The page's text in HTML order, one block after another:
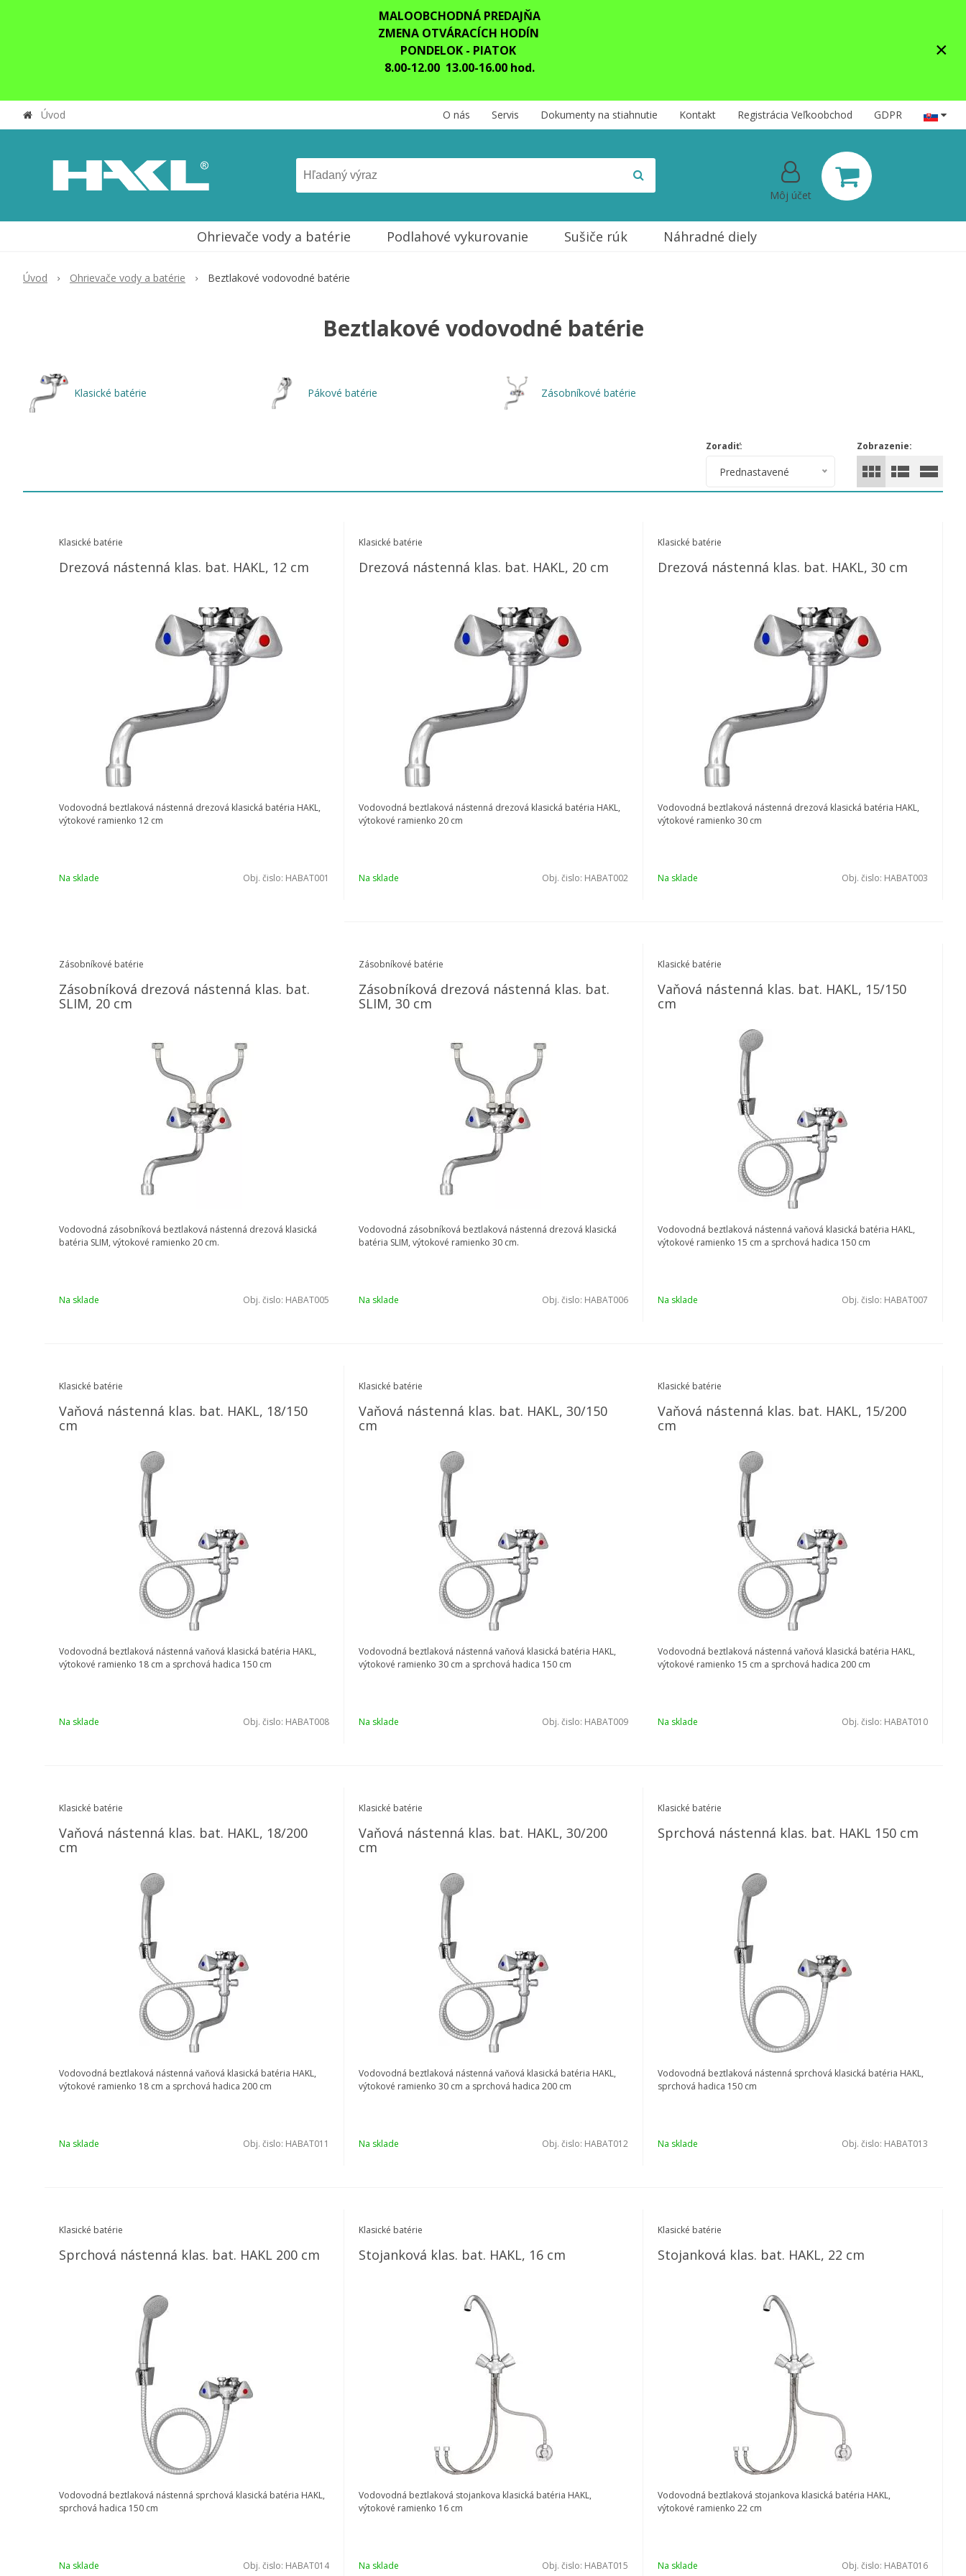
MALOOBCHODNÁ PREDAJŇA
ZMENA OTVÁRACÍCH HODÍN
PONDELOK - PIATOK
8.00-12.00 13.00-16.00 hod.
×
Úvod O nás Servis Dokumenty na stiahnutie Kontakt Registrácia Veľkoobchod GDPR
Môj účet
Ohrievače vody a batérie Podlahové vykurovanie Sušiče rúk Náhradné diely
Úvod Ohrievače vody a batérie Beztlakové vodovodné batérie
Beztlakové vodovodné batérie
Klasické batérie Pákové batérie Zásobníkové batérie
Zobrazenie:
Zoradiť:
Prednastavené
Klasické batérie
Drezová nástenná klas. bat. HAKL, 12 cm
Vodovodná beztlaková nástenná drezová klasická batéria HAKL,
výtokové ramienko 12 cm
Na sklade Obj. čislo: HABAT001
Klasické batérie
Drezová nástenná klas. bat. HAKL, 20 cm
Vodovodná beztlaková nástenná drezová klasická batéria HAKL,
výtokové ramienko 20 cm
Na sklade Obj. čislo: HABAT002
Klasické batérie
Drezová nástenná klas. bat. HAKL, 30 cm
Vodovodná beztlaková nástenná drezová klasická batéria HAKL,
výtokové ramienko 30 cm
Na sklade Obj. čislo: HABAT003
Zásobníkové batérie
Zásobníková drezová nástenná klas. bat.
SLIM, 20 cm
Vodovodná zásobníková beztlaková nástenná drezová klasická
batéria SLIM, výtokové ramienko 20 cm.
Na sklade Obj. čislo: HABAT005
Zásobníkové batérie
Zásobníková drezová nástenná klas. bat.
SLIM, 30 cm
Vodovodná zásobníková beztlaková nástenná drezová klasická
batéria SLIM, výtokové ramienko 30 cm.
Na sklade Obj. čislo: HABAT006
Klasické batérie
Vaňová nástenná klas. bat. HAKL, 15/150
cm
Vodovodná beztlaková nástenná vaňová klasická batéria HAKL,
výtokové ramienko 15 cm a sprchová hadica 150 cm
Na sklade Obj. čislo: HABAT007
Klasické batérie
Vaňová nástenná klas. bat. HAKL, 18/150
cm
Vodovodná beztlaková nástenná vaňová klasická batéria HAKL,
výtokové ramienko 18 cm a sprchová hadica 150 cm
Na sklade Obj. čislo: HABAT008
Klasické batérie
Vaňová nástenná klas. bat. HAKL, 30/150
cm
Vodovodná beztlaková nástenná vaňová klasická batéria HAKL,
výtokové ramienko 30 cm a sprchová hadica 150 cm
Na sklade Obj. čislo: HABAT009
Klasické batérie
Vaňová nástenná klas. bat. HAKL, 15/200
cm
Vodovodná beztlaková nástenná vaňová klasická batéria HAKL,
výtokové ramienko 15 cm a sprchová hadica 200 cm
Na sklade Obj. čislo: HABAT010
Klasické batérie
Vaňová nástenná klas. bat. HAKL, 18/200
cm
Vodovodná beztlaková nástenná vaňová klasická batéria HAKL,
výtokové ramienko 18 cm a sprchová hadica 200 cm
Na sklade Obj. čislo: HABAT011
Klasické batérie
Vaňová nástenná klas. bat. HAKL, 30/200
cm
Vodovodná beztlaková nástenná vaňová klasická batéria HAKL,
výtokové ramienko 30 cm a sprchová hadica 200 cm
Na sklade Obj. čislo: HABAT012
Klasické batérie
Sprchová nástenná klas. bat. HAKL 150 cm
Vodovodná beztlaková nástenná sprchová klasická batéria HAKL,
sprchová hadica 150 cm
Na sklade Obj. čislo: HABAT013
Klasické batérie
Sprchová nástenná klas. bat. HAKL 200 cm
Vodovodná beztlaková nástenná sprchová klasická batéria HAKL,
sprchová hadica 150 cm
Na sklade Obj. čislo: HABAT014
Klasické batérie
Stojanková klas. bat. HAKL, 16 cm
Vodovodná beztlaková stojankova klasická batéria HAKL,
výtokové ramienko 16 cm
Na sklade Obj. čislo: HABAT015
Klasické batérie
Stojanková klas. bat. HAKL, 22 cm
Vodovodná beztlaková stojankova klasická batéria HAKL,
výtokové ramienko 22 cm
Na sklade Obj. čislo: HABAT016